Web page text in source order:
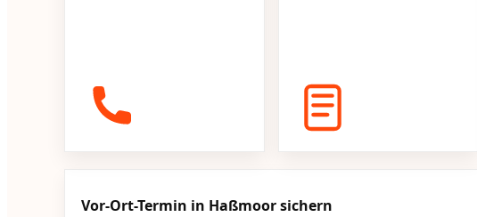
Vor-Ort-Termin in Haßmoor sichern